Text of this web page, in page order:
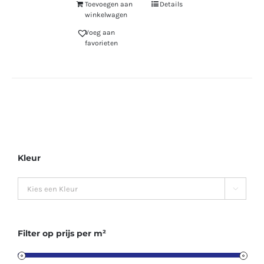
Toevoegen aan
winkelwagen
Details
Voeg aan
favorieten
Kleur

Filter op prijs per m²